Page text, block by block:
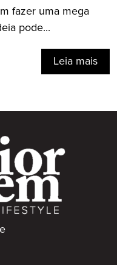
fazer uma mega
pode...
Leia mais